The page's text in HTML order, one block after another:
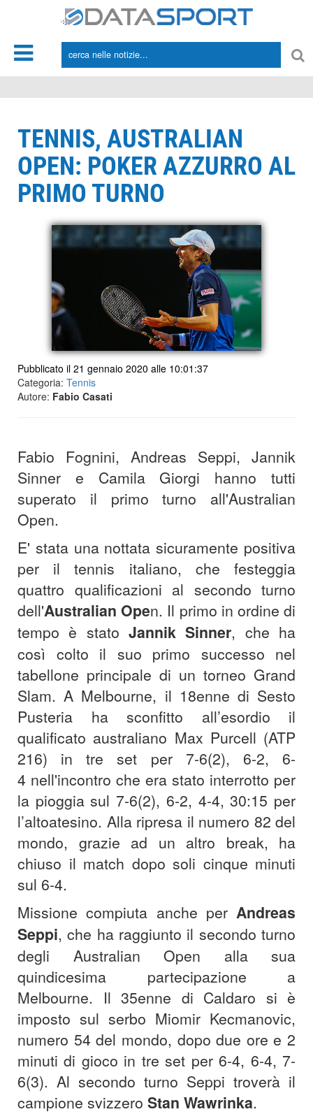
TENNIS, AUSTRALIAN
OPEN: POKER AZZURRO AL
PRIMO TURNO
Pubblicato il 21 gennaio 2020 alle 10:01:37
Categoria: Tennis
Autore: Fabio Casati
Fabio Fognini, Andreas Seppi, Jannik
Sinner e Camila Giorgi hanno tutti
superato il primo turno all'Australian
Open.
E' stata una nottata sicuramente positiva
per il tennis italiano, che festeggia
quattro qualificazioni al secondo turno
dell'Australian Open. Il primo in ordine di
tempo è stato Jannik Sinner, che ha
così colto il suo primo successo nel
tabellone principale di un torneo Grand
Slam. A Melbourne, il 18enne di Sesto
Pusteria ha sconfitto all’esordio il
qualificato australiano Max Purcell (ATP
216) in tre set per 7-6(2), 6-2, 6-
4 nell'incontro che era stato interrotto per
la pioggia sul 7-6(2), 6-2, 4-4, 30:15 per
l’altoatesino. Alla ripresa il numero 82 del
mondo, grazie ad un altro break, ha
chiuso il match dopo soli cinque minuti
sul 6-4.
Missione compiuta anche per Andreas
Seppi, che ha raggiunto il secondo turno
degli Australian Open alla sua
quindicesima partecipazione a
Melbourne. Il 35enne di Caldaro si è
imposto sul serbo Miomir Kecmanovic,
numero 54 del mondo, dopo due ore e 2
minuti di gioco in tre set per 6-4, 6-4, 7-
6(3). Al secondo turno Seppi troverà il
campione svizzero Stan Wawrinka.